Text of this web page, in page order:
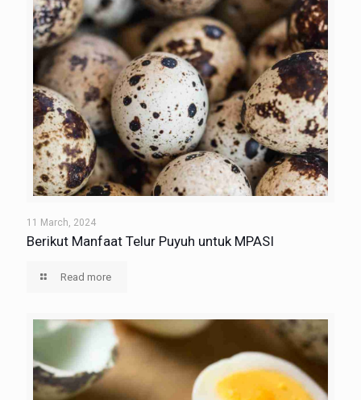
11 March, 2024
Berikut Manfaat Telur Puyuh untuk MPASI
Read more